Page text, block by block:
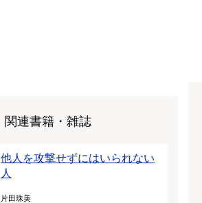
関連書籍・雑誌
他人を攻撃せずにはいられない
人
片田珠美